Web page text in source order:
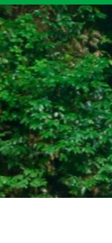
ペ
ー
ジ
の
先
頭
で
す。
メ
ニ
ュ
ー
を
飛
ば
し
て
本